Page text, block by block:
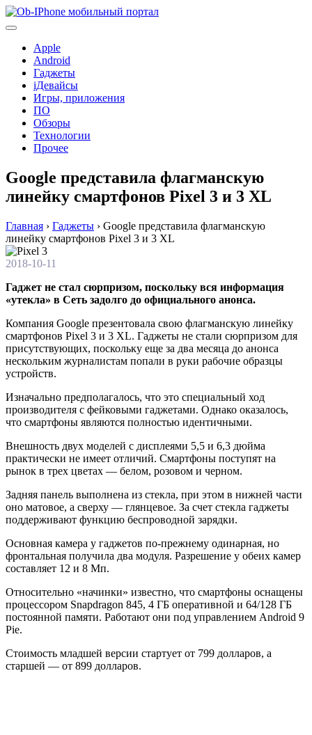
Перейти
к
Apple
Android
Гаджеты
iДевайсы
Игры, приложения
ПО
Обзоры
Технологии
Прочее
Google представила флагманскую
линейку смартфонов Pixel 3 и 3 XL
Главная › Гаджеты › Google представила флагманскую
линейку смартфонов Pixel 3 и 3 XL
2018-10-11
Гаджет не стал сюрпризом, поскольку вся информация
«утекла» в Сеть задолго до официального анонса.
Компания Google презентовала свою флагманскую линейку
смартфонов Pixel 3 и 3 XL. Гаджеты не стали сюрпризом для
присутствующих, поскольку еще за два месяца до анонса
нескольким журналистам попали в руки рабочие образцы
устройств.
Изначально предполагалось, что это специальный ход
производителя с фейковыми гаджетами. Однако оказалось,
что смартфоны являются полностью идентичными.
Внешность двух моделей с дисплеями 5,5 и 6,3 дюйма
практически не имеет отличий. Смартфоны поступят на
рынок в трех цветах — белом, розовом и черном.
Задняя панель выполнена из стекла, при этом в нижней части
оно матовое, а сверху — глянцевое. За счет стекла гаджеты
поддерживают функцию беспроводной зарядки.
Основная камера у гаджетов по-прежнему одинарная, но
фронтальная получила два модуля. Разрешение у обеих камер
составляет 12 и 8 Мп.
Относительно «начинки» известно, что смартфоны оснащены
процессором Snapdragon 845, 4 ГБ оперативной и 64/128 ГБ
постоянной памяти. Работают они под управлением Android 9
Pie.
Стоимость младшей версии стартует от 799 долларов, а
старшей — от 899 долларов.